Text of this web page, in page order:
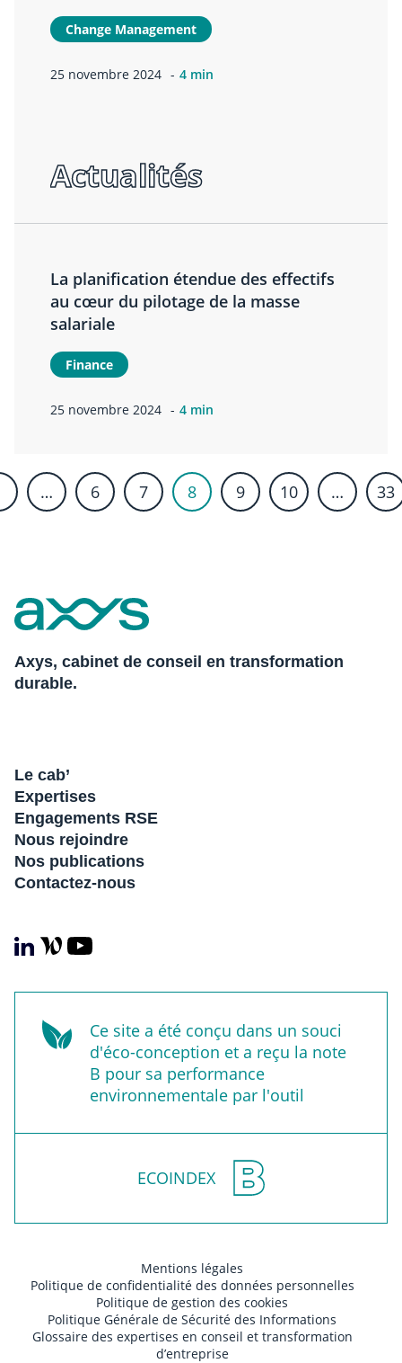
Change Management
25 novembre 2024 4 min
Actualités
La planification étendue des effectifs
au cœur du pilotage de la masse
salariale
Finance
25 novembre 2024 4 min
… 6 7 8 9 10 … 33
Axys, cabinet de conseil en transformation
durable.
Le cab’
Expertises
Engagements RSE
Nous rejoindre
Nos publications
Contactez-nous
Ce site a été conçu dans un souci
d'éco-conception et a reçu la note
B pour sa performance
environnementale par l'outil
ECOINDEX
Mentions légales
Politique de confidentialité des données personnelles
Politique de gestion des cookies
Politique Générale de Sécurité des Informations
Glossaire des expertises en conseil et transformation
d’entreprise